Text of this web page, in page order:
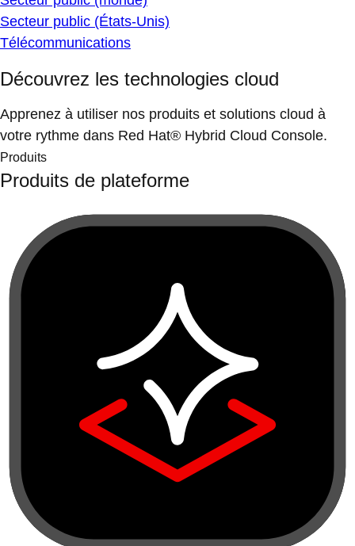
Secteur public (États-Unis)
Télécommunications
Découvrez les technologies cloud
Apprenez à utiliser nos produits et solutions cloud à
votre rythme dans Red Hat® Hybrid Cloud Console.
Produits
Produits de plateforme